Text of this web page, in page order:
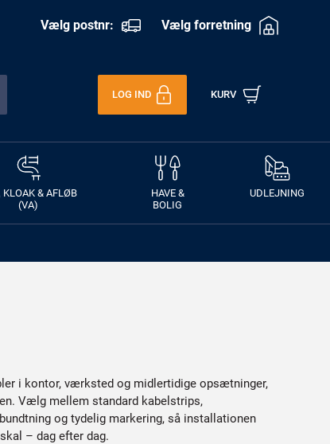
Vælg postnr: Vælg forretning
LOG IND KURV
KLOAK & AFLØB
(VA)
HAVE &
BOLIG
UDLEJNING
i kontor, værksted og midlertidige opsætninger,
Vælg mellem standard kabelstrips,
og tydelig markering, så installationen
– dag efter dag.